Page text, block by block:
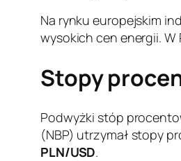
Na rynku europejskim
wysokich cen energii. W
Stopy
Podwyżki stóp
(NBP) utrzymał stopy
PLN/USD.